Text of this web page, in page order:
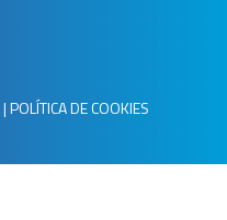
|POLÍTICA DE COOKIES